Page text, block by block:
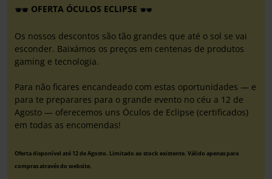
OFERTA ÓCULOS ECLIPSE
Os nossos descontos são tão grandes que até o sol se vai
esconder. Baixámos os preços em centenas de produtos
gaming e tecnologia.
Para não ficares encandeado com estas oportunidades — e
para te preparares para o grande evento no céu a 12 de
Agosto — oferecemos uns Óculos de Eclipse (certificados)
em todas as encomendas!
Oferta disponível até 12 de Agosto. Limitado ao stock existente. Válido apenas para
compras através do website.